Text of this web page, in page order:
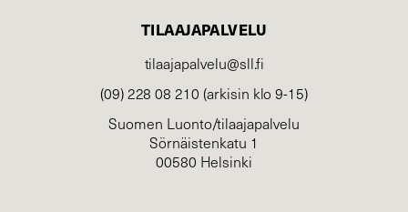
TILAAJAPALVELU
tilaajapalvelu@sll.fi
(09) 228 08 210 (arkisin klo 9-15)
Suomen Luonto/tilaajapalvelu
Sörnäistenkatu 1
00580 Helsinki